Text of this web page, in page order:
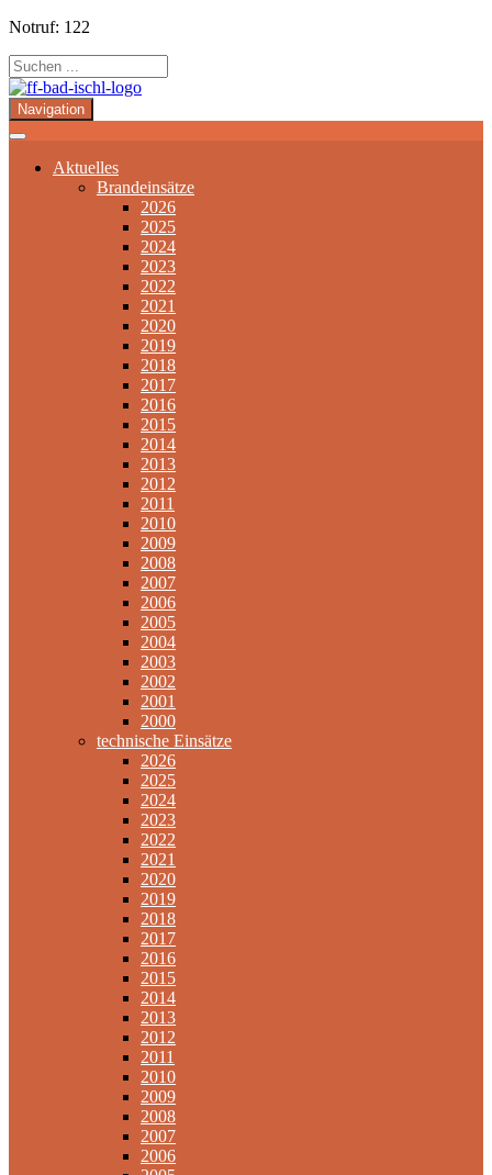
Notruf: 122
Navigation
Aktuelles
Brandeinsätze
2026
2025
2024
2023
2022
2021
2020
2019
2018
2017
2016
2015
2014
2013
2012
2011
2010
2009
2008
2007
2006
2005
2004
2003
2002
2001
2000
technische Einsätze
2026
2025
2024
2023
2022
2021
2020
2019
2018
2017
2016
2015
2014
2013
2012
2011
2010
2009
2008
2007
2006